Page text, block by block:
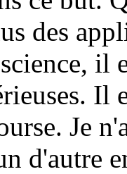
des
il
Il
Je
d'autre